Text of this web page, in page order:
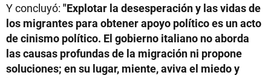
Y concluyó: "Explotar la desesperación y las vidas de
los migrantes para obtener apoyo político es un acto
de cinismo político. El gobierno italiano no aborda
las causas profundas de la migración ni propone
soluciones; en su lugar, miente, aviva el miedo y